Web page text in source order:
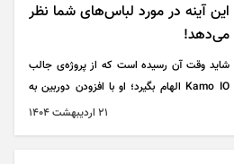
این آینه در مورد لباس‌های شما نظر
می‌دهد!
شاید وقت آن رسیده است که از پروژه‌ی جالب
Kamo IO الهام بگیرد؛ او با افزودن دوربین به
آینه‌اش، امکانی فراهم کرده است که تصویر
۲۱ ارديبهشت ۱۴۰۴